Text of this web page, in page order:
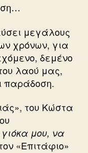
μεγάλους
χρόνων, για
δεμένο
λαού μας,
παράδοση.
του Κώστα
μου, να
«Επιτάφιο»